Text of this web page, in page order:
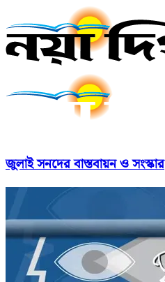
জুলাই সনদের বাস্তবায়ন ও সংস্কার